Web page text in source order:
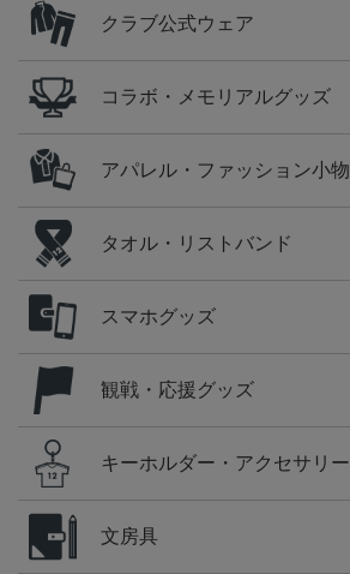
クラブ公式ウェア
コラボ・メモリアルグッズ
アパレル・ファッション小物
タオル・リストバンド
スマホグッズ
観戦・応援グッズ
キーホルダー・アクセサリー
文房具